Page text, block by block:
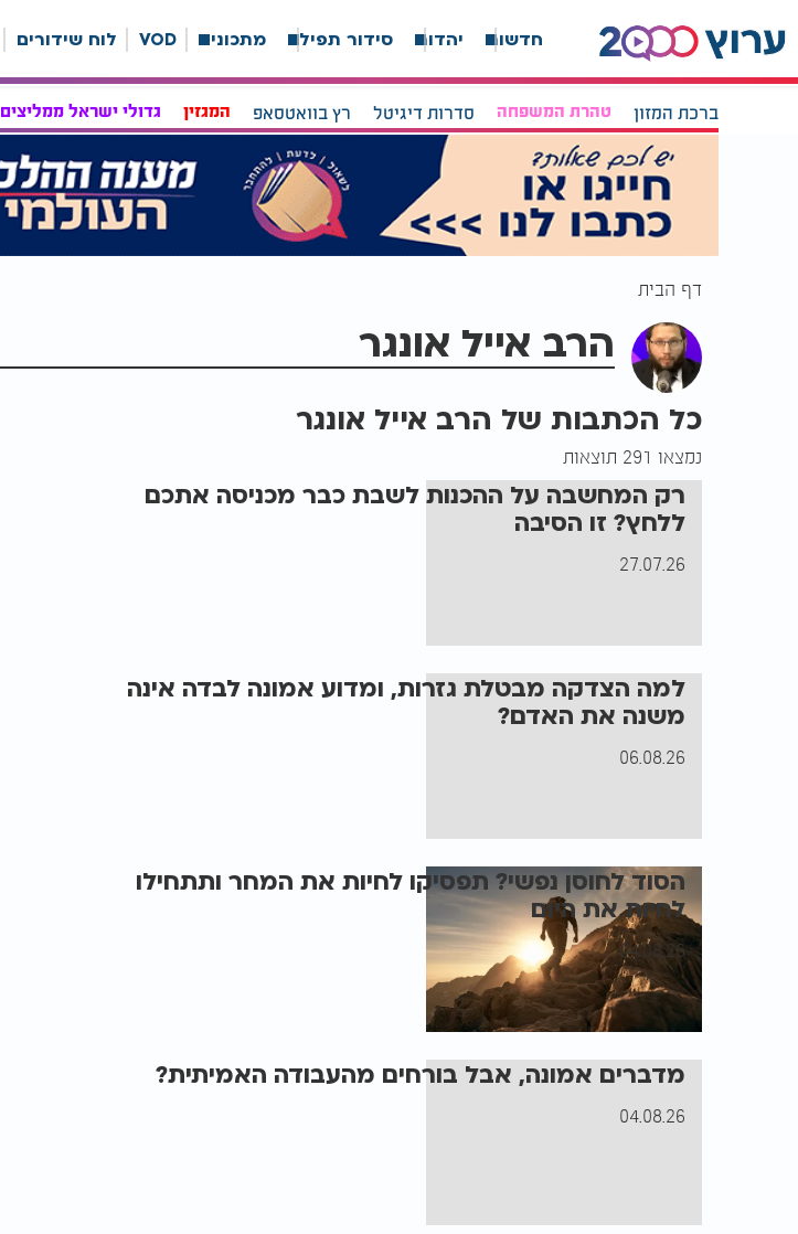
חדשות יהדות סידור תפילה מתכונים VOD לוח שידורים
ברכת המזון טהרת המשפחה סדרות דיגיטל רץ בוואטסאפ המגזין גדולי ישראל ממליצים
דף הבית
הרב אייל אונגר
כל הכתבות של הרב אייל אונגר
נמצאו 291 תוצאות
רק המחשבה על ההכנות לשבת כבר מכניסה אתכם
ללחץ? זו הסיבה
27.07.26
למה הצדקה מבטלת גזרות, ומדוע אמונה לבדה אינה
משנה את האדם?
06.08.26
הסוד לחוסן נפשי? תפסיקו לחיות את המחר ותתחילו
לחיות את היום
04.08.26
מדברים אמונה, אבל בורחים מהעבודה האמיתית?
04.08.26